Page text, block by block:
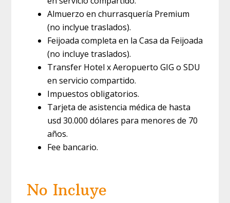
Almuerzo en churrasquería Premium
(no inclyue traslados).
Feijoada completa en la Casa da Feijoada
(no incluye traslados).
Transfer Hotel x Aeropuerto GIG o SDU
en servicio compartido.
Impuestos obligatorios.
Tarjeta de asistencia médica de hasta
usd 30.000 dólares para menores de 70
años.
Fee bancario.
No Incluye